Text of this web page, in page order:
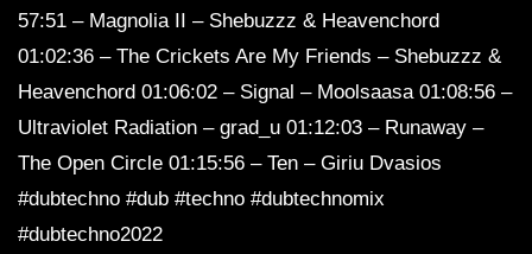
Dub Techno Music Set In The Mix # 33
By Klaüs.
Groove Dub Techno Mix #9 | A Quiet
57:51 – Magnolia II – Shebuzzz & Heavenchord
01:02:36 – The Crickets Are My Friends – Shebuzzz &
Heavenchord 01:06:02 – Signal – Moolsaasa 01:08:56 –
Ultraviolet Radiation – grad_u 01:12:03 – Runaway –
The Open Circle 01:15:56 – Ten – Giriu Dvasios
#dubtechno #dub #techno #dubtechnomix
#dubtechno2022